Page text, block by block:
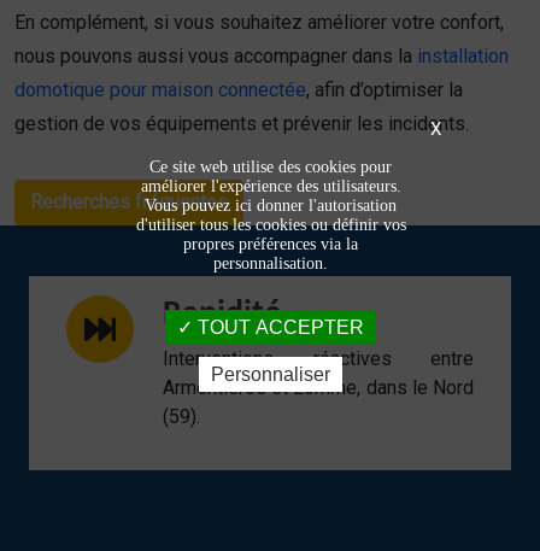
En complément, si vous souhaitez améliorer votre confort,
nous pouvons aussi vous accompagner dans la installation
domotique pour maison connectée, afin d’optimiser la
gestion de vos équipements et prévenir les incidents.
Recherches fréquentes
Rapidité
Interventions réactives entre
Armentières et Lomme, dans le Nord
(59).
X
Ce site web utilise des cookies pour
améliorer l'expérience des utilisateurs.
Vous pouvez ici donner l'autorisation
d'utiliser tous les cookies ou définir vos
propres préférences via la
personnalisation.
TOUT ACCEPTER
Personnaliser